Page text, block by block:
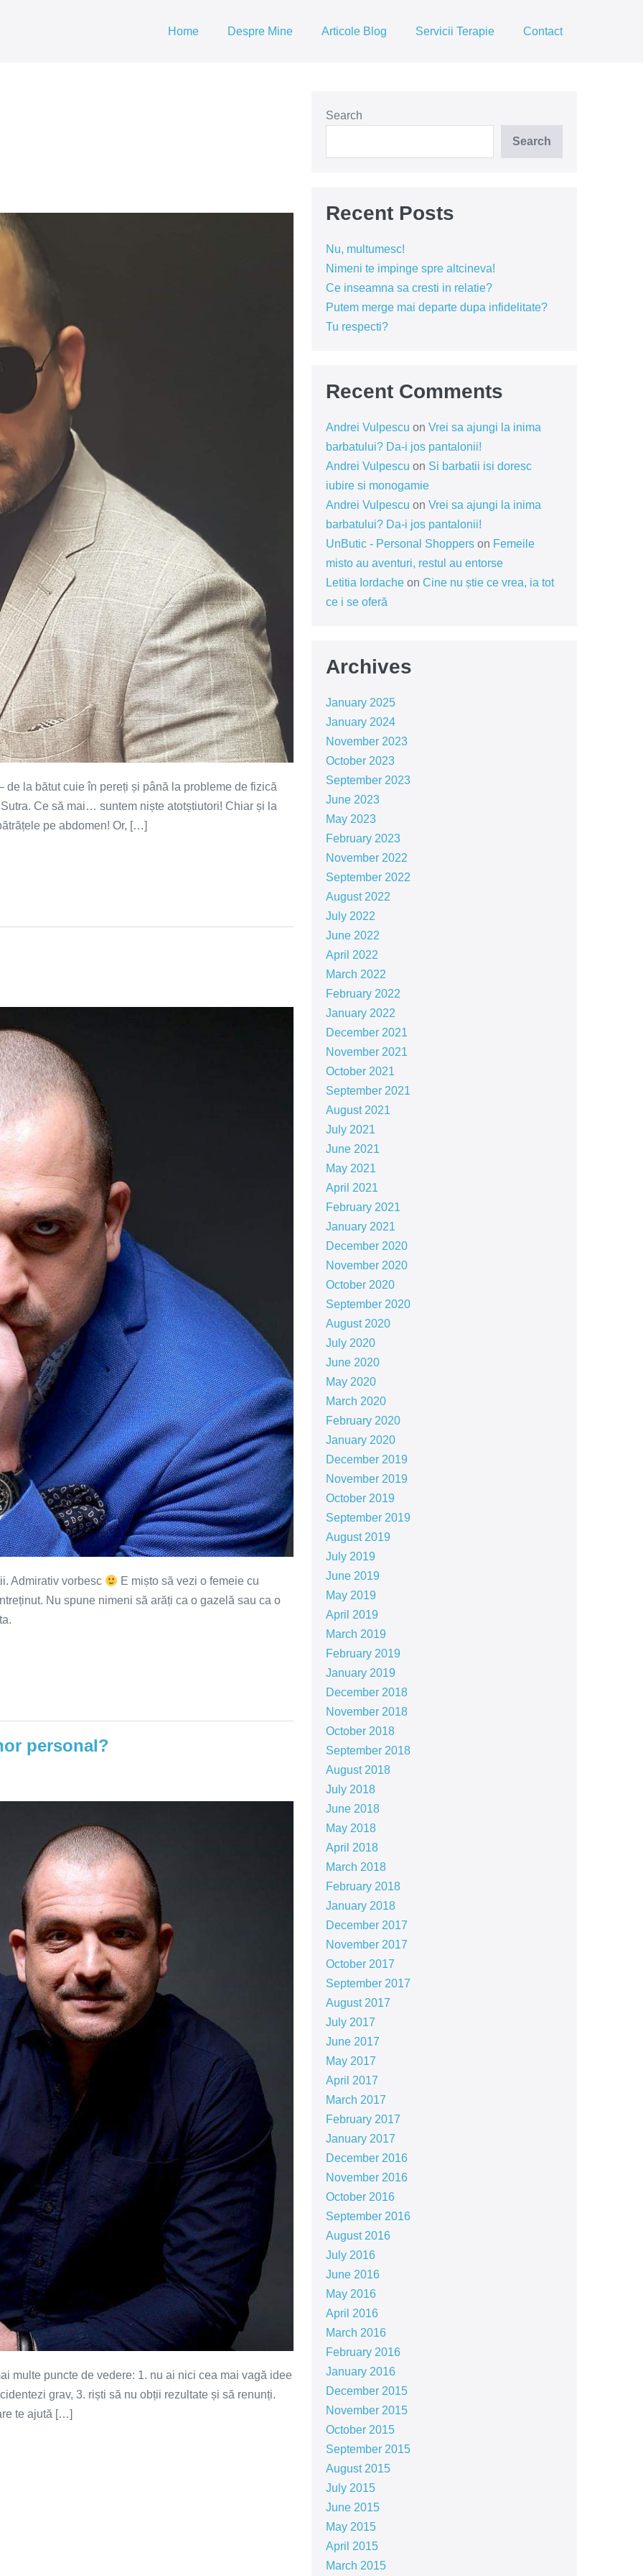
Home Despre Mine Articole Blog Servicii Terapie Contact
la bătut cuie în pereți și până la probleme de fizică
Ce să mai… suntem niște atotștiutori! Chiar și la
pe abdomen! Or, […]
Admirativ vorbesc
E mișto să vezi o femeie cu
Nu spune nimeni să arăți ca o gazelă sau ca o
personal?
multe puncte de vedere: 1. nu ai nici cea mai vagă idee
grav, 3. riști să nu obții rezultate și să renunți.
te ajută […]
Search
Search
Recent Posts
Nu, multumesc!
Nimeni te impinge spre altcineva!
Ce inseamna sa cresti in relatie?
Putem merge mai departe dupa infidelitate?
Tu respecti?
Recent Comments
Andrei Vulpescu on Vrei sa ajungi la inima
barbatului? Da-i jos pantalonii!
Andrei Vulpescu on Si barbatii isi doresc
iubire si monogamie
Andrei Vulpescu on Vrei sa ajungi la inima
barbatului? Da-i jos pantalonii!
UnButic - Personal Shopperson Femeile
misto au aventuri, restul au entorse
Letitia Iordacheon Cine nu știe ce vrea, ia tot
ce i se oferă
Archives
January 2025
January 2024
November 2023
October 2023
September 2023
June 2023
May 2023
February 2023
November 2022
September 2022
August 2022
July 2022
June 2022
April 2022
March 2022
February 2022
January 2022
December 2021
November 2021
October 2021
September 2021
August 2021
July 2021
June 2021
May 2021
April 2021
February 2021
January 2021
December 2020
November 2020
October 2020
September 2020
August 2020
July 2020
June 2020
May 2020
March 2020
February 2020
January 2020
December 2019
November 2019
October 2019
September 2019
August 2019
July 2019
June 2019
May 2019
April 2019
March 2019
February 2019
January 2019
December 2018
November 2018
October 2018
September 2018
August 2018
July 2018
June 2018
May 2018
April 2018
March 2018
February 2018
January 2018
December 2017
November 2017
October 2017
September 2017
August 2017
July 2017
June 2017
May 2017
April 2017
March 2017
February 2017
January 2017
December 2016
November 2016
October 2016
September 2016
August 2016
July 2016
June 2016
May 2016
April 2016
March 2016
February 2016
January 2016
December 2015
November 2015
October 2015
September 2015
August 2015
July 2015
June 2015
May 2015
April 2015
March 2015